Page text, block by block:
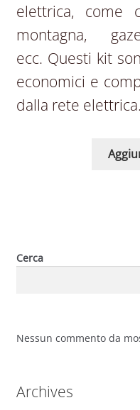
elettrica, come
montagna,
ecc. Questi kit
economici e
dalla rete
Cerca
Nessun commento da
Archives